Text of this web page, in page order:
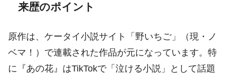
来歴のポイント
原作は、ケータイ小説サイト「野いちご」（現・ノ
ベマ！）で連載された作品が元になっています。特
に『あの花』はTikTokで「泣ける小説」として話題